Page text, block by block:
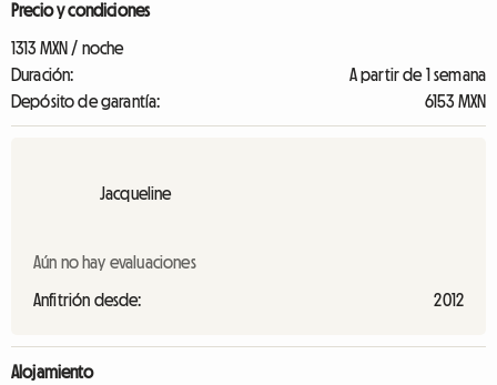
Precio y condiciones
1313 MXN / noche
Duración:
A partir de 1 semana
Depósito de garantía:
6153 MXN
Jacqueline
Aún no hay evaluaciones
Anfitrión desde: 2012
Alojamiento